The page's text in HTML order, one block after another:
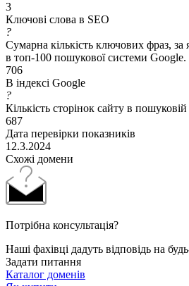
3
Ключові слова в SEO
?
Сумарна кількість ключових фраз,
в топ-100 пошукової системи Google.
706
В індексі Google
?
Кількість сторінок сайту в
687
Дата перевірки показників
12.3.2024
Схожі домени
Потрібна консультація?
Наші фахівці дадуть відповідь на
Задати питання
Каталог доменів